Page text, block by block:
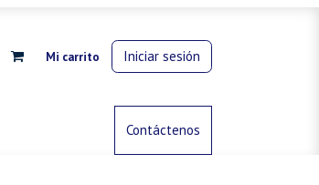
Mi carrito Iniciar sesión
Control de animalesContáctenos